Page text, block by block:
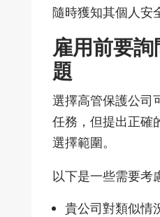
隨時獲知其個人安
雇用前要詢
題
選擇高管保護公司
任務，但提出正確
選擇範圍。
以下是一些需要考
貴公司對類似情